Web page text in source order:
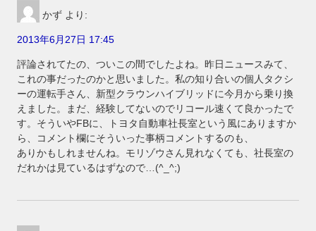
かず より:
2013年6月27日 17:45
評論されてたの、ついこの間でしたよね。昨日ニュースみて、
これの事だったのかと思いました。私の知り合いの個人タクシ
ーの運転手さん、新型クラウンハイブリッドに今月から乗り換
えました。まだ、経験してないのでリコール速くて良かったで
す。そういやFBに、トヨタ自動車社長室という風にありますか
ら、コメント欄にそういった事柄コメントするのも、
ありかもしれませんね。モリゾウさん見れなくても、社長室の
だれかは見ているはずなので…(^_^;)